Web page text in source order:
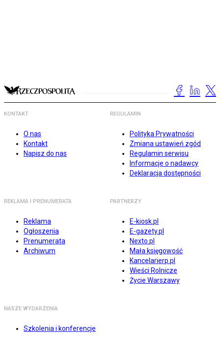
KONTAKT
O nas
Kontakt
Napisz do nas
REGULAMIN
Polityka Prywatności
Zmiana ustawień zgód
Regulamin serwisu
Informacje o nadawcy
Deklaracja dostępności
REKLAMA I PRENUMERATA
Reklama
Ogłoszenia
Prenumerata
Archiwum
PARTNERZY
E-kiosk.pl
E-gazety.pl
Nexto.pl
Mała księgowość
Kancelarierp.pl
Wieści Rolnicze
Życie Warszawy
NASZE WYDARZENIA
Szkolenia i konferencje